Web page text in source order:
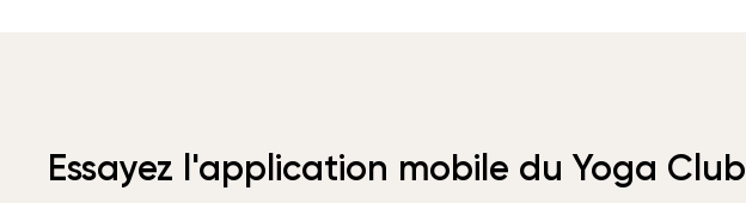
Essayez l'application mobile du Yoga Club